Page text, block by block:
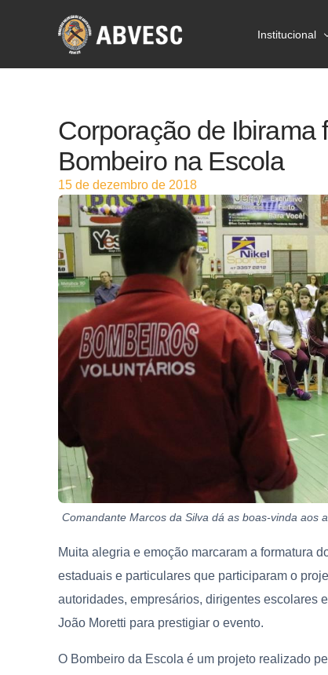
Institucional
Ações
Prevenção
Imprensa
Corporação de Ibirama
Bombeiro na Escola
15 de dezembro de 2018
Comandante Marcos da Silva dá as boas-vinda aos
Muita alegria e emoção marcaram a formatura
estaduais e particulares que participaram o
autoridades, empresários, dirigentes escolares
João Moretti para prestigiar o evento.
O Bombeiro da Escola é um projeto realizado